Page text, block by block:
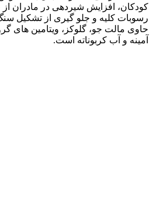
کودکان، افزایش شیردهی در مادران
رسوبات کلیه و جلو گیری از تشکیل
آمینه و آب کربوناته است.